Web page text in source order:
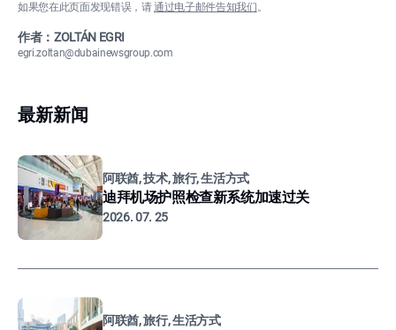
如果您在此页面发现错误，请通过电子邮件告知我们。
作者：ZOLTÁN EGRI
egri.zoltan@dubainewsgroup.com
最新新闻
阿联酋, 技术, 旅行, 生活方式
迪拜机场护照检查新系统加速过关
2026. 07. 25
阿联酋, 旅行, 生活方式